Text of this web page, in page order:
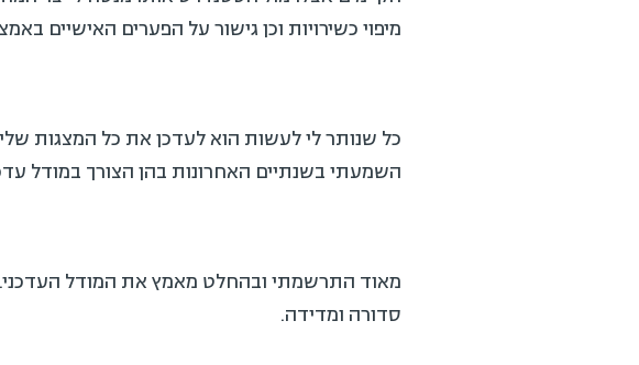
מיפוי כשירויות וכן גישור על הפערים האישיים
השמעתי בשנתיים האחרונות בהן הצורך במודל
סדורה ומדידה.